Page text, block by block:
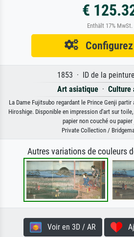
€
Enthält 17% MwSt.
1853 · ID de la
Art asiatique· Culture
La Dame Fujitsubo regardant le Prince Genji partir
Hiroshige. Disponible en impression d'art sur
papier non couché ou papier
Private Collection /
Autres variations de couleurs
Voir en 3D / AR